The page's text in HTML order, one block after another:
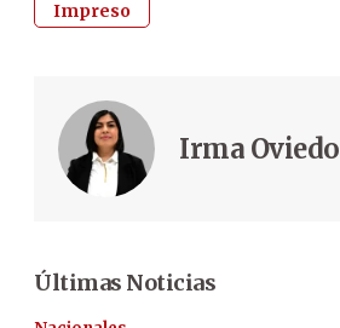
Impreso
Irma Oviedo
Últimas Noticias